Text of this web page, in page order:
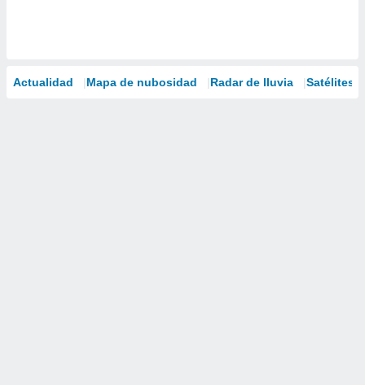
Actualidad Mapa de nubosidad Radar de lluvia Satélites